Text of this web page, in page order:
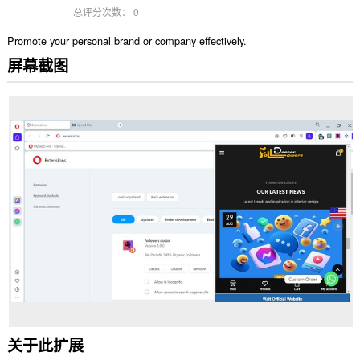
总评分次数： 0
Promote your personal brand or company effectively.
屏幕截图
关于此扩展